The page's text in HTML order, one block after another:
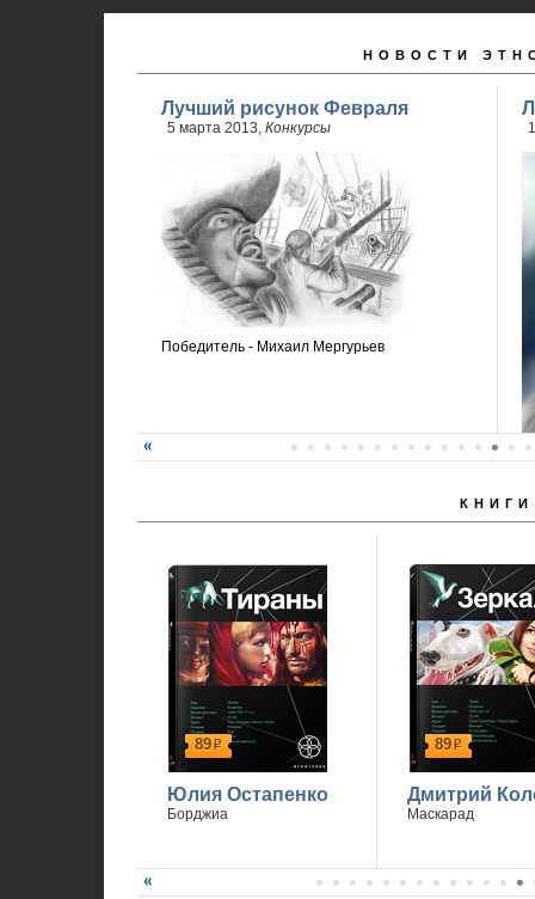
НОВОСТИ
Лучший рисунок Февраля
5 марта 2013, Конкурсы
Победитель - Михаил Мергурьев
КНИГИ
89р
Юлия Остапенко
Борджиа
89р
Дмитрий
Маскарад